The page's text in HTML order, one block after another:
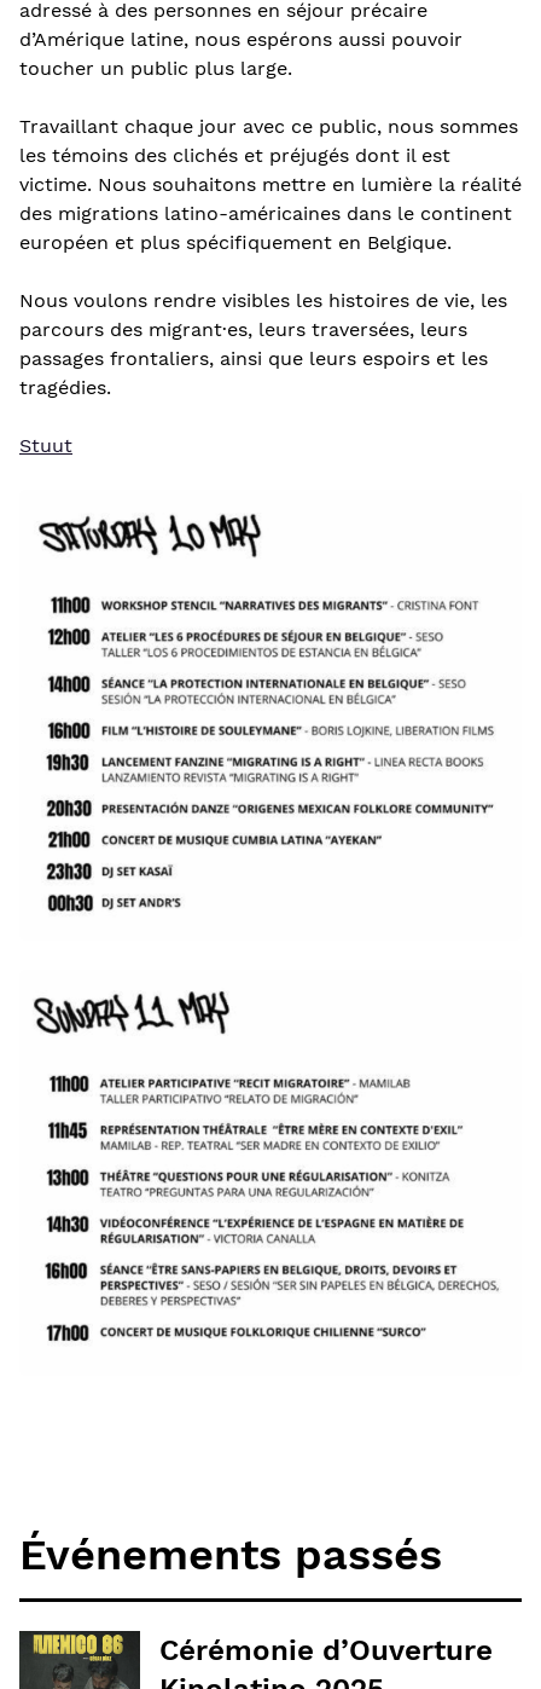
adressé à des personnes en séjour précaire
d’Amérique latine, nous espérons aussi pouvoir
toucher un public plus large.
Travaillant chaque jour avec ce public, nous sommes
les témoins des clichés et préjugés dont il est
victime. Nous souhaitons mettre en lumière la réalité
des migrations latino-américaines dans le continent
européen et plus spécifiquement en Belgique.
Nous voulons rendre visibles les histoires de vie, les
parcours des migrant·es, leurs traversées, leurs
passages frontaliers, ainsi que leurs espoirs et les
tragédies.
Stuut
Événements passés
Cérémonie d’Ouverture